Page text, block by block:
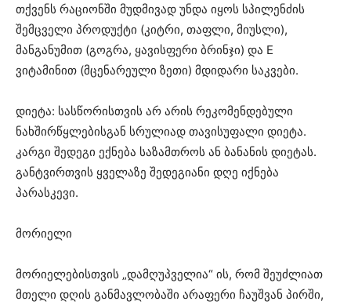
თქვენს რაციონში მუდმივად უნდა იყოს სპილენძის
შემცველი პროდუქტი (კიტრი, თაფლი, მიუსლი),
მანგანუმით (გოგრა, ყავისფერი ბრინჯი) და E
ვიტამინით (მცენარეული ზეთი) მდიდარი საკვები.
დიეტა: სასწორისთვის არ არის რეკომენდებული
ნახშირწყლებისგან სრულიად თავისუფალი დიეტა.
კარგი შედეგი ექნება საზამთროს ან ბანანის დიეტას.
განტვირთვის ყველაზე შედეგიანი დღე იქნება
პარასკევი.
მორიელი
მორიელებისთვის „დამღუპველია“ ის, რომ შეუძლიათ
მთელი დღის განმავლობაში არაფერი ჩაუშვან პირში,